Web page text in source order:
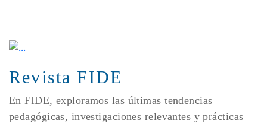
Revista FIDE
En FIDE, exploramos las últimas tendencias
pedagógicas, investigaciones relevantes y prácticas